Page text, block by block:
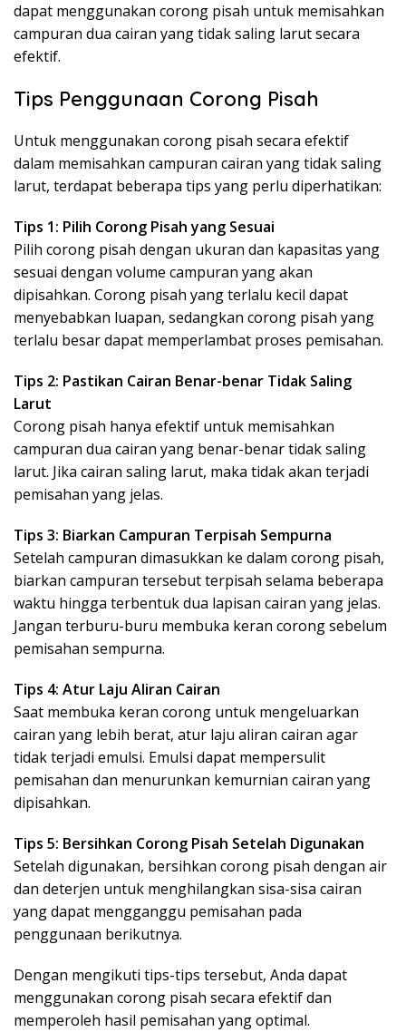
dapat menggunakan corong pisah untuk memisahkan
campuran dua cairan yang tidak saling larut secara
efektif.
Tips Penggunaan Corong Pisah
Untuk menggunakan corong pisah secara efektif
dalam memisahkan campuran cairan yang tidak saling
larut, terdapat beberapa tips yang perlu diperhatikan:
Tips 1: Pilih Corong Pisah yang Sesuai
Pilih corong pisah dengan ukuran dan kapasitas yang
sesuai dengan volume campuran yang akan
dipisahkan. Corong pisah yang terlalu kecil dapat
menyebabkan luapan, sedangkan corong pisah yang
terlalu besar dapat memperlambat proses pemisahan.
Tips 2: Pastikan Cairan Benar-benar Tidak Saling
Larut
Corong pisah hanya efektif untuk memisahkan
campuran dua cairan yang benar-benar tidak saling
larut. Jika cairan saling larut, maka tidak akan terjadi
pemisahan yang jelas.
Tips 3: Biarkan Campuran Terpisah Sempurna
Setelah campuran dimasukkan ke dalam corong pisah,
biarkan campuran tersebut terpisah selama beberapa
waktu hingga terbentuk dua lapisan cairan yang jelas.
Jangan terburu-buru membuka keran corong sebelum
pemisahan sempurna.
Tips 4: Atur Laju Aliran Cairan
Saat membuka keran corong untuk mengeluarkan
cairan yang lebih berat, atur laju aliran cairan agar
tidak terjadi emulsi. Emulsi dapat mempersulit
pemisahan dan menurunkan kemurnian cairan yang
dipisahkan.
Tips 5: Bersihkan Corong Pisah Setelah Digunakan
Setelah digunakan, bersihkan corong pisah dengan air
dan deterjen untuk menghilangkan sisa-sisa cairan
yang dapat mengganggu pemisahan pada
penggunaan berikutnya.
Dengan mengikuti tips-tips tersebut, Anda dapat
menggunakan corong pisah secara efektif dan
memperoleh hasil pemisahan yang optimal.